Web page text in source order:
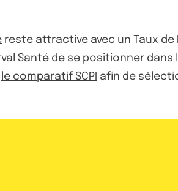
reste attractive avec un Taux de
Santé de se positionner
le comparatif SCPI afin de